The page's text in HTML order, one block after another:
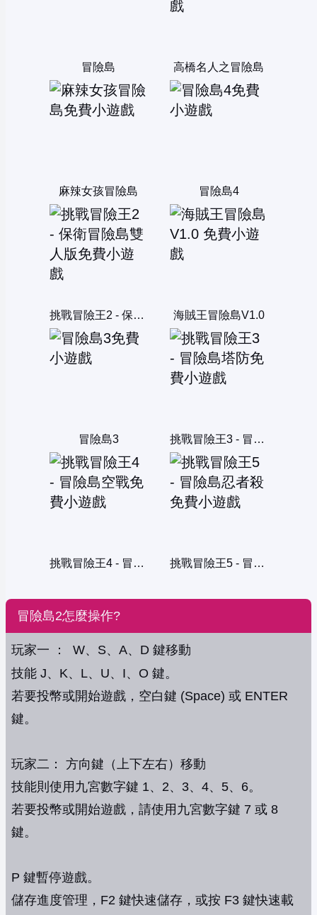
冒險島 高橋名人之冒險島
麻辣女孩冒險島 冒險島4
挑戰冒險王2 - 保衛冒險島雙人版 海賊王冒險島V1.0
冒險島3 挑戰冒險王3 - 冒險島塔防
挑戰冒險王4 - 冒險島空戰 挑戰冒險王5 - 冒險島忍者殺
冒險島2怎麼操作?
玩家一 ： W、S、A、D 鍵移動
技能 J、K、L、U、I、O 鍵。
若要投幣或開始遊戲，空白鍵 (Space) 或 ENTER
鍵。
玩家二： 方向鍵（上下左右）移動
技能則使用九宮數字鍵 1、2、3、4、5、6。
若要投幣或開始遊戲，請使用九宮數字鍵 7 或 8
鍵。
P 鍵暫停遊戲。
儲存進度管理，F2 鍵快速儲存，或按 F3 鍵快速載